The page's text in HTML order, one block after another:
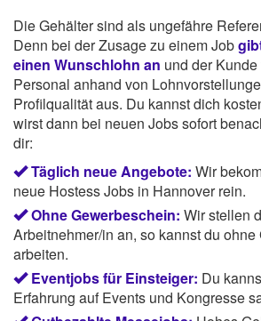
Die Gehälter sind als ungefähre
Denn bei der Zusage zu einem Job
einen Wunschlohn an und der
Personal anhand von
Profilqualität aus. Du kannst dich
wirst dann bei neuen Jobs sofort
dir:
Täglich neue Angebote: Wir
neue Hostess Jobs in Hannover rein.
Ohne Gewerbeschein: Wir stellen
Arbeitnehmer/in an, so kannst du
arbeiten.
Eventjobs für Einsteiger: Du
Erfahrung auf Events und Kongresse